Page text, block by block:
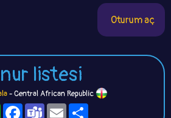
Oturum aç
listesi
- Central African Republic
WhatsAppFacebook
TeamsEmail